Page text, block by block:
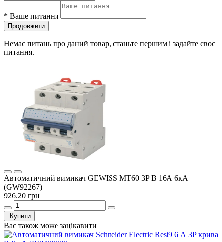
* Ваше питання
Продовжити
Немає питань про даний товар, станьте першим і задайте своє
питання.
Автоматичний вимикач GEWISS МТ60 3P B 16А 6кА
(GW92267)
926.20 грн
Купити
Вас також може зацікавити